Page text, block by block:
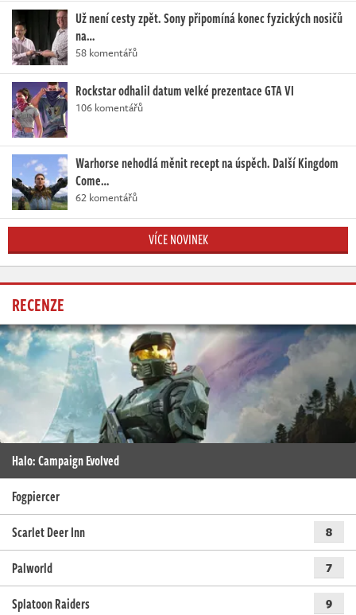
Už není cesty zpět. Sony připomíná konec fyzických nosičů
na…
58 komentářů
Rockstar odhalil datum velké prezentace GTA VI
106 komentářů
Warhorse nehodlá měnit recept na úspěch. Další Kingdom
Come…
62 komentářů
VÍCE NOVINEK
RECENZE
Halo: Campaign Evolved
Fogpiercer
Scarlet Deer Inn
8
Palworld 7
Splatoon Raiders 9